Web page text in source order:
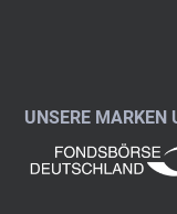
UNSERE MARKEN